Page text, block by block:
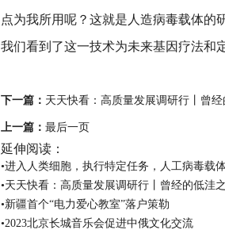
点为我所用呢？这就是人造病毒载体的
我们看到了这一技术为未来基因疗法和
下一篇： 天天快看：高质量发展调研行丨曾
上一篇： 最后一页
延伸阅读：
•进入人类细胞，执行特定任务，人工病毒载
•天天快看：高质量发展调研行丨曾经的低洼
•新疆首个“电力爱心教室”落户策勒
•2023北京长城音乐会促进中俄文化交流